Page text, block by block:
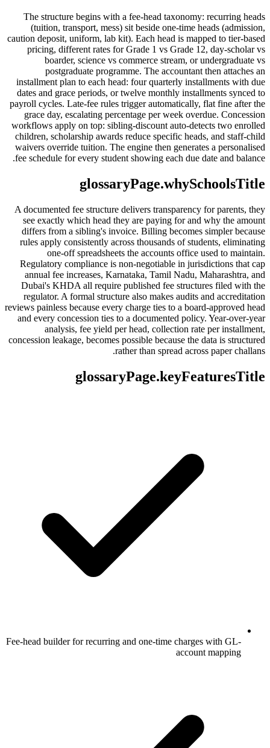
The structure begins with a fee-head taxonomy: recurring heads
(tuition, transport, mess) sit beside one-time heads (admission,
caution deposit, uniform, lab kit). Each head is mapped to tier-based
pricing, different rates for Grade 1 vs Grade 12, day-scholar vs
boarder, science vs commerce stream, or undergraduate vs
postgraduate programme. The accountant then attaches an
installment plan to each head: four quarterly installments with due
dates and grace periods, or twelve monthly installments synced to
payroll cycles. Late-fee rules trigger automatically, flat fine after the
grace day, escalating percentage per week overdue. Concession
workflows apply on top: sibling-discount auto-detects two enrolled
children, scholarship awards reduce specific heads, and staff-child
waivers override tuition. The engine then generates a personalised
fee schedule for every student showing each due date and balance.
glossaryPage.whySchoolsTitle
A documented fee structure delivers transparency for parents, they
see exactly which head they are paying for and why the amount
differs from a sibling's invoice. Billing becomes simpler because
rules apply consistently across thousands of students, eliminating
one-off spreadsheets the accounts office used to maintain.
Regulatory compliance is non-negotiable in jurisdictions that cap
annual fee increases, Karnataka, Tamil Nadu, Maharashtra, and
Dubai's KHDA all require published fee structures filed with the
regulator. A formal structure also makes audits and accreditation
reviews painless because every charge ties to a board-approved head
and every concession ties to a documented policy. Year-over-year
analysis, fee yield per head, collection rate per installment,
concession leakage, becomes possible because the data is structured
rather than spread across paper challans.
glossaryPage.keyFeaturesTitle
Fee-head builder for recurring and one-time charges with GL-
account mapping